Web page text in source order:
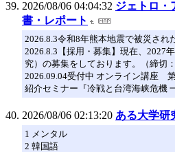
2026/08/06 04:04:32 ジェトロ・
書・レポート
2026.8.3令和8年熊本地震で被災され
2026.8.3【採用・募集】現在、2027
究）の募集をしております。（締切
2026.09.04受付中 オンライン講座
紹介セミナー『冷戦と台湾海峡危機
2026/08/06 02:13:20 ある大学研
1 メンタル
2 韓国語